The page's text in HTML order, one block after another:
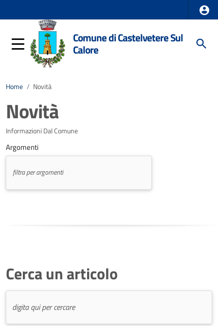
Comune di Castelvetere Sul
Calore
Home / Novità
Novità
Informazioni Dal Comune
Argomenti
Cerca un articolo